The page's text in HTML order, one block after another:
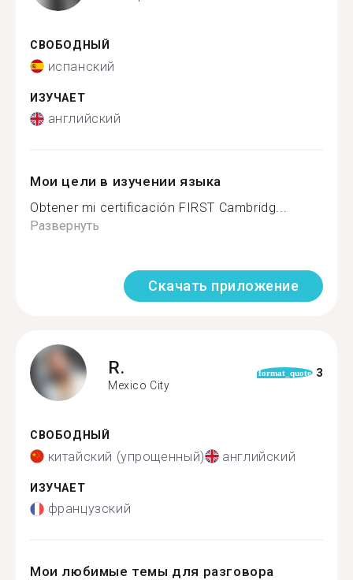
СВОБОДНЫЙ
испанский
ИЗУЧАЕТ
английский
Мои цели в изучении языка
Obtener mi certificación FIRST Cambridg...
Развернуть
Скачать приложение
R.
Mexico City
format_quote 3
СВОБОДНЫЙ
китайский (упрощенный) английский
ИЗУЧАЕТ
французский
Мои любимые темы для разговора